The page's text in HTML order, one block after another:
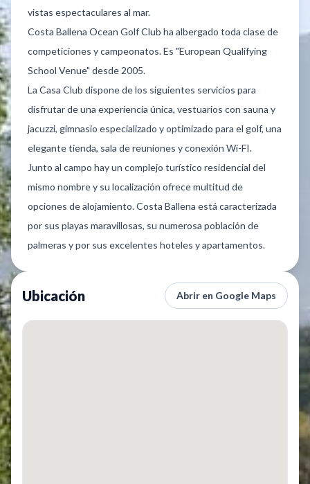
vistas espectaculares al mar.
Costa Ballena Ocean Golf Club ha albergado toda clase de
competiciones y campeonatos. Es "European Qualifying
School Venue" desde 2005.
La Casa Club dispone de los siguientes servicios para
disfrutar de una experiencia única, vestuarios con sauna y
jacuzzi, gimnasio especializado y optimizado para el golf, una
elegante tienda, sala de reuniones y conexión Wi-FI.
Junto al campo hay un complejo turístico residencial del
mismo nombre y su localización ofrece multitud de
opciones de alojamiento. Costa Ballena está caracterizada
por sus playas maravillosas, su numerosa población de
palmeras y por sus excelentes hoteles y apartamentos.
Ubicación Abrir en Google Maps